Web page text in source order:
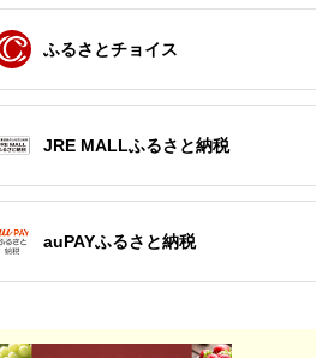
都市
」国産うな
130年 明
年）創
愛知県 春日井市
年の味 至高の鰻蒲焼
59,000
日】う
種類 2
ふるさとチョイス
JRE MALLふるさと納税
auPAYふるさと納税